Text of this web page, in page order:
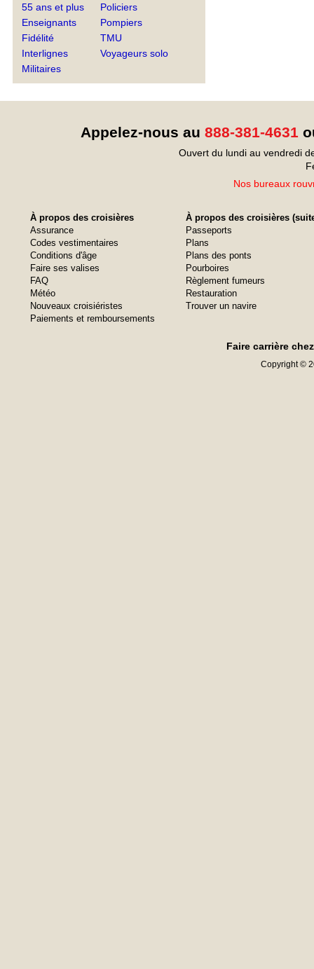
55 ans et plus
Enseignants
Fidélité
Interlignes
Militaires
Policiers
Pompiers
TMU
Voyageurs solo
Appelez-nous au 888-381-4631
Ouvert du lundi au vendredi
Nos bureaux
À propos des croisières
Assurance
Codes vestimentaires
Conditions d'âge
Faire ses valises
FAQ
Météo
Nouveaux croisiéristes
Paiements et remboursements
À propos des croisières
Passeports
Plans
Plans des ponts
Pourboires
Règlement fumeurs
Restauration
Trouver un navire
Faire carrière
Copyright ©